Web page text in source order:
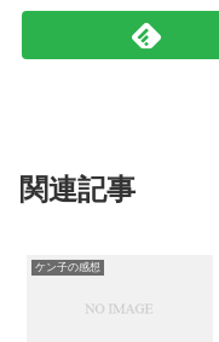
関連記事
ケン子の感想